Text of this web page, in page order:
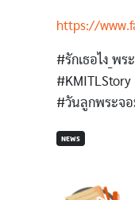
https://
#รักเธอไง_พ
#KMITLStory
#วันลูกพระจ
NEWS